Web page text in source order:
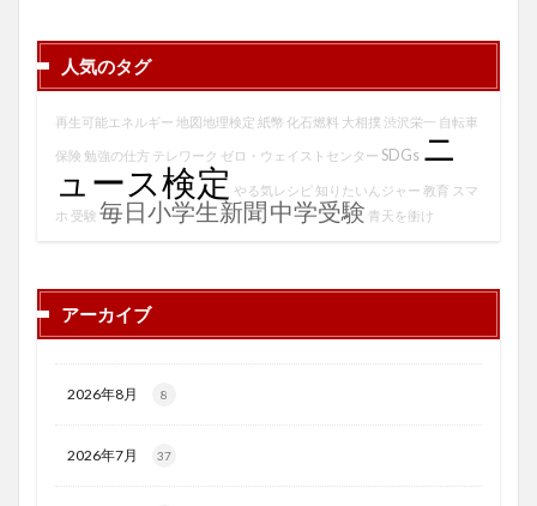
人気のタグ
再生可能エネルギー 地図地理検定 紙幣 化石燃料 大相撲 渋沢栄一 自転車
保険 勉強の仕方 テレワーク ゼロ・ウェイストセンター SDGs ニ
ュース検定 やる気レシピ 知りたいんジャー 教育 スマ
ホ 受験 毎日小学生新聞中学受験 青天を衝け
アーカイブ
2026年8月 8
2026年7月 37